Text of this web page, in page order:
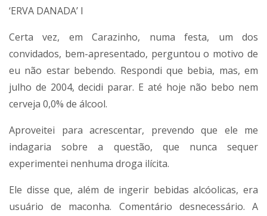
‘ERVA DANADA’ I
Certa vez, em Carazinho, numa festa, um dos
convidados, bem-apresentado, perguntou o motivo de
eu não estar bebendo. Respondi que bebia, mas, em
julho de 2004, decidi parar. E até hoje não bebo nem
cerveja 0,0% de álcool.
Aproveitei para acrescentar, prevendo que ele me
indagaria sobre a questão, que nunca sequer
experimentei nenhuma droga ilícita.
Ele disse que, além de ingerir bebidas alcóolicas, era
usuário de maconha. Comentário desnecessário. A